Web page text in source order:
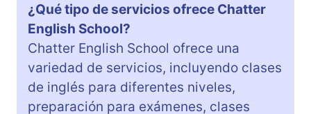
¿Qué tipo de servicios ofrece Chatter
English School?
Chatter English School ofrece una
variedad de servicios, incluyendo clases
de inglés para diferentes niveles,
preparación para exámenes, clases